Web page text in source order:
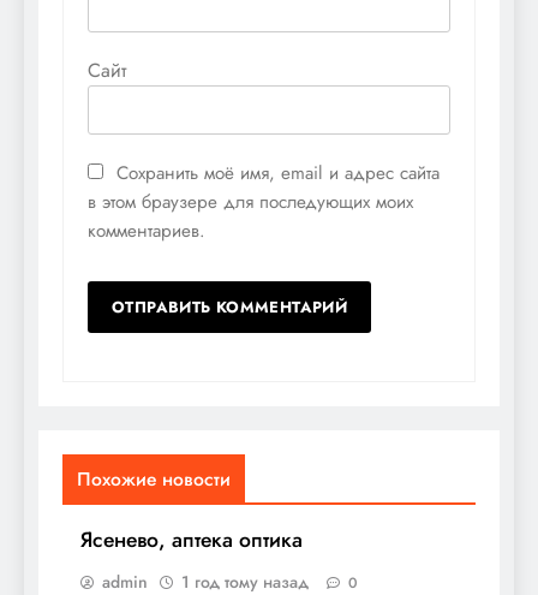
Сайт
Сохранить моё имя, email и адрес сайта
в этом браузере для последующих моих
комментариев.
Похожие новости
Ясенево, аптека оптика
admin 1 год тому назад 0